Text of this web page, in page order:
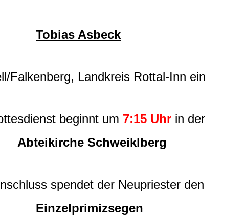
Tobias Asbeck
Landkreis Rottal-Inn ein
beginnt um 7:15 Uhr in der
Schweiklberg
der Neupriester den